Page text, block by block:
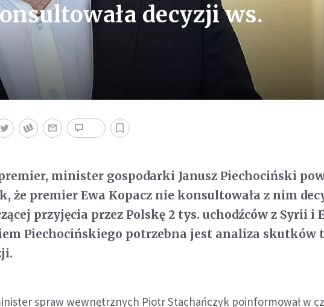
decyzji ws.
minister gospodarki Janusz Piechociński
że premier Ewa Kopacz nie konsultowała z nim
przyjęcia przez Polskę 2 tys. uchodźców z Syrii i
Piechocińskiego potrzebna jest analiza skutków
spraw wewnętrznych Piotr Stachańczyk poinformował w